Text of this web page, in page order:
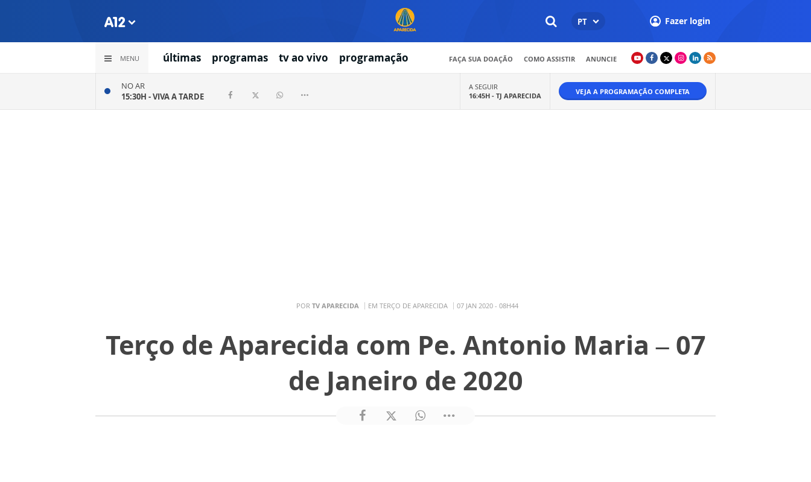
PT Fazer login
MENU últimas programas tv ao vivo programação FAÇA SUA DOAÇÃO COMO ASSISTIR ANUNCIE
NO AR
15:30H -VIVA A TARDE
A SEGUIR
16:45H - TJ APARECIDA VEJA A PROGRAMAÇÃO COMPLETA
POR TV APARECIDA EM TERÇO DE APARECIDA 07 JAN 2020 - 08H44
Terço de Aparecida com Pe. Antonio Maria – 07
de Janeiro de 2020